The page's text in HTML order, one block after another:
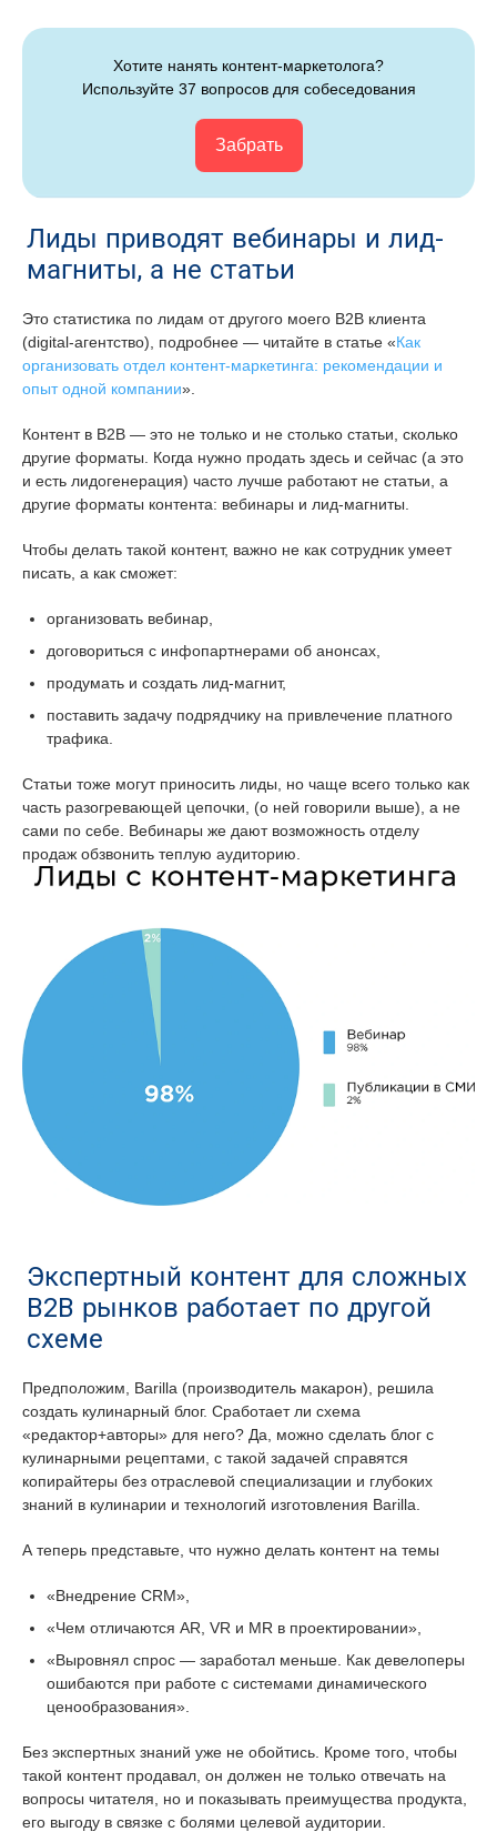
Хотите нанять контент-маркетолога?
Используйте 37 вопросов для собеседования
Забрать
Лиды приводят вебинары и лид-
магниты, а не статьи
Это статистика по лидам от другого моего В2В клиента
(digital-агентство), подробнее — читайте в статье «Как
организовать отдел контент-маркетинга: рекомендации и
опыт одной компании».
Контент в В2В — это не только и не столько статьи, сколько
другие форматы. Когда нужно продать здесь и сейчас (а это
и есть лидогенерация) часто лучше работают не статьи, а
другие форматы контента: вебинары и лид-магниты.
Чтобы делать такой контент, важно не как сотрудник умеет
писать, а как сможет:
организовать вебинар,
договориться с инфопартнерами об анонсах,
продумать и создать лид-магнит,
поставить задачу подрядчику на привлечение платного
трафика.
Статьи тоже могут приносить лиды, но чаще всего только как
часть разогревающей цепочки, (о ней говорили выше), а не
сами по себе. Вебинары же дают возможность отделу
продаж обзвонить теплую аудиторию.
Экспертный контент для сложных
B2B рынков работает по другой
схеме
Предположим, Barilla (производитель макарон), решила
создать кулинарный блог. Сработает ли схема
«редактор+авторы» для него? Да, можно сделать блог с
кулинарными рецептами, с такой задачей справятся
копирайтеры без отраслевой специализации и глубоких
знаний в кулинарии и технологий изготовления Barilla.
А теперь представьте, что нужно делать контент на темы
«Внедрение CRM»,
«Чем отличаются AR, VR и MR в проектировании»,
«Выровнял спрос — заработал меньше. Как девелоперы
ошибаются при работе с системами динамического
ценообразования».
Без экспертных знаний уже не обойтись. Кроме того, чтобы
такой контент продавал, он должен не только отвечать на
вопросы читателя, но и показывать преимущества продукта,
его выгоду в связке с болями целевой аудитории.